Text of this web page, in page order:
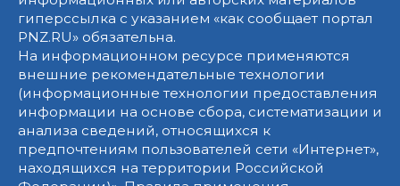
гиперссылка с указанием «как сообщает портал
PNZ.RU» обязательна.
На информационном ресурсе применяются
внешние рекомендательные технологии
(информационные технологии предоставления
информации на основе сбора, систематизации и
анализа сведений, относящихся к
предпочтениям пользователей сети «Интернет»,
находящихся на территории Российской